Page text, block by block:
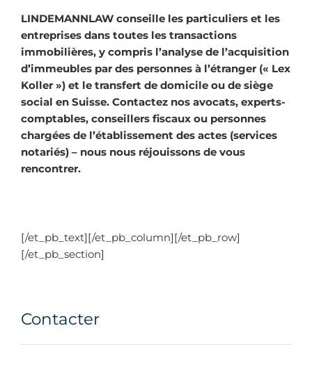
LINDEMANNLAW conseille les particuliers et les
entreprises dans toutes les transactions
immobilières, y compris l’analyse de l’acquisition
d’immeubles par des personnes à l’étranger (« Lex
Koller ») et le transfert de domicile ou de siège
social en Suisse. Contactez nos avocats, experts-
comptables, conseillers fiscaux ou personnes
chargées de l’établissement des actes (services
notariés) – nous nous réjouissons de vous
rencontrer.
[/et_pb_text][/et_pb_column][/et_pb_row]
[/et_pb_section]
Contacter